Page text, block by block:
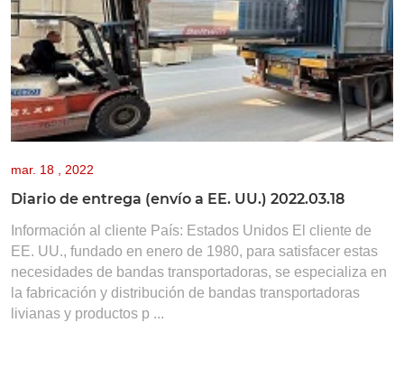
mar. 18 , 2022
Diario de entrega (envío a EE. UU.) 2022.03.18
Información al cliente País: Estados Unidos El cliente de
EE. UU., fundado en enero de 1980, para satisfacer estas
necesidades de bandas transportadoras, se especializa en
la fabricación y distribución de bandas transportadoras
livianas y productos p ...